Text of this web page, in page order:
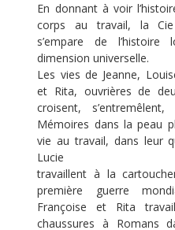
En donnant à voir
corps au travail, la
s’empare de
dimension universelle.
Les vies de Jeanne,
et Rita, ouvrières de
croisent,
Mémoires dans la peau
vie au travail, dans leur
Lucie
travaillent à la
première guerre
Françoise et Rita
chaussures à Romans